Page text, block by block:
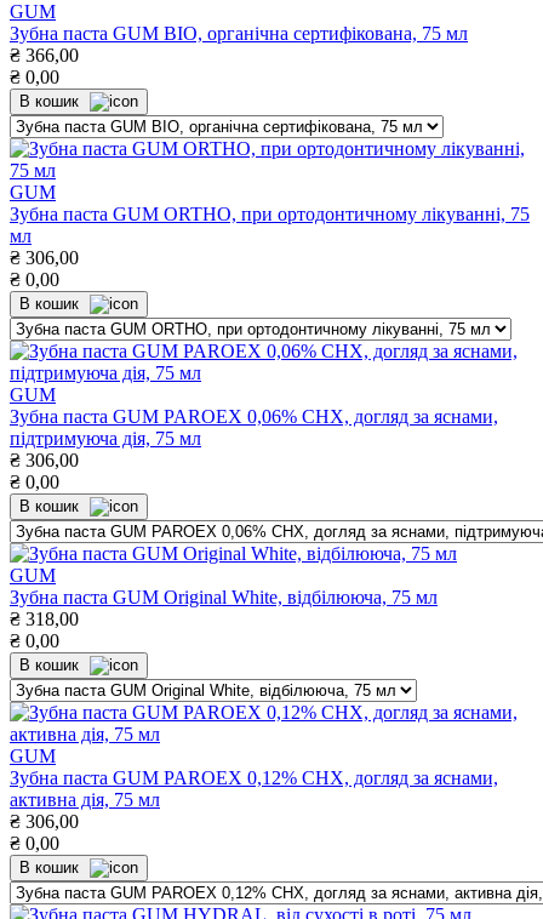
GUM
Зубна паста GUM ВІО, органічна сертифікована, 75 мл
₴ 366,00
₴ 0,00
В кошик
GUM
Зубна паста GUM ORTHO, при ортодонтичному лікуванні, 75
мл
₴ 306,00
₴ 0,00
В кошик
GUM
Зубна паста GUM PAROEX 0,06% СНХ, догляд за яснами,
підтримуюча дія, 75 мл
₴ 306,00
₴ 0,00
В кошик
GUM
Зубна паста GUM Original White, відбілююча, 75 мл
₴ 318,00
₴ 0,00
В кошик
GUM
Зубна паста GUM PAROEX 0,12% СНХ, догляд за яснами,
активна дія, 75 мл
₴ 306,00
₴ 0,00
В кошик